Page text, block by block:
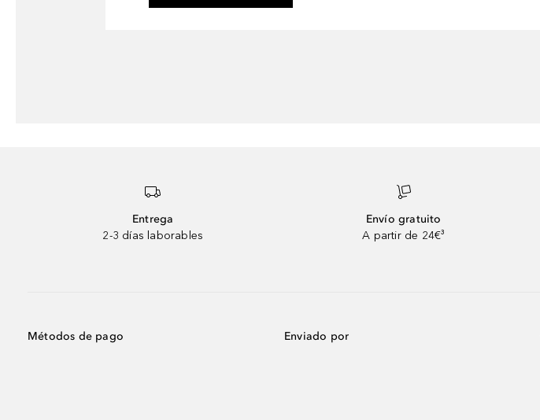
Entrega
2-3 días laborables
Envío gratuito
A partir de 24€³
Métodos de pago Enviado por